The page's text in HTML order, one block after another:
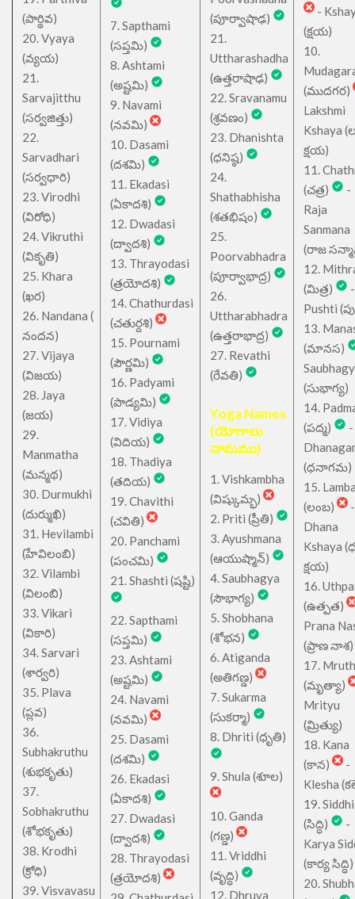
(పార్థివ)
20. Vyaya
(వ్యయ)
21.
Sarvajitthu
(సర్వజిత్తు)
22.
Sarvadhari
(సర్వధారి)
23. Virodhi
(విరోధి)
24. Vikruthi
(వికృతి)
25. Khara
(ఖర)
26. Nandana (
నందన)
27. Vijaya
(విజయ)
28. Jaya
(జయ)
29.
Manmatha
(మన్మథ)
30. Durmukhi
(దుర్ముఖి)
31. Hevilambi
(హేవిలంబి)
32. Vilambi
(విలంబి)
33. Vikari
(వికారి)
34. Sarvari
(శార్వరి)
35. Plava
(ప్లవ)
36.
Subhakruthu
(శుభకృతు)
37.
Sobhakruthu
(శోభకృతు)
38. Krodhi
(క్రోధి)
39. Visvavasu
7. Sapthami
(సప్తమి)
8. Ashtami
(అష్టమి)
9. Navami
(నవమి)
10. Dasami
(దశమి)
11. Ekadasi
(ఏకాదశి)
12. Dwadasi
(ద్వాదశి)
13. Thrayodasi
(త్రయోదశి)
14. Chathurdasi
(చతుర్దశి)
15. Pournami
(పౌర్ణమి)
16. Padyami
(పాడ్యమి)
17. Vidiya
(విదియ)
18. Thadiya
(తదియ)
19. Chavithi
(చవితి)
20. Panchami
(పంచమి)
21. Shashti (షష్టి)
22. Sapthami
(సప్తమి)
23. Ashtami
(అష్టమి)
24. Navami
(నవమి)
25. Dasami
(దశమి)
26. Ekadasi
(ఏకాదశి)
27. Dwadasi
(ద్వాదశి)
28. Thrayodasi
(త్రయోదశి)
(పూర్వాషాఢ)
21.
Uttharashadha
(ఉత్తరాషాఢ)
22. Sravanamu
(శ్రవణం)
23. Dhanishta
(ధనిష్ఠ)
24.
Shathabhisha
(శతభిషం)
25.
Poorvabhadra
(పూర్వాభాద్ర)
26.
Uttharabhadra
(ఉత్తరాభాద్ర)
27. Revathi
(రేవతి)
Yoga Names
(యోగాలు
నామము)
1. Vishkambha
(విష్కుమ్భ)
2. Priti (ప్రీతి)
3. Ayushmana
(ఆయుష్మాన్)
4. Saubhagya
(సౌభాగ్య)
5. Shobhana
(శోభన)
6. Atiganda
(అతిగణ్డ)
7. Sukarma
(సుకర్మా)
8. Dhriti (ధృతి)
9. Shula (శూల)
10. Ganda
(గణ్డ)
11. Vriddhi
(వృద్ధి)
12. Dhruva
-
(క్షయ)
10.
(ముదగర)
Lakshmi
Kshaya
క్షయ)
11.
(చత్ర)
-
Raja
Sanmana
(రాజ
12.
(మిత్ర)
-
Pushti
13.
(మానస)
(సుభాగ్య)
14.
(పద్మ)
-
(ధనాగమ)
15.
(లంబ)
-
Dhana
Kshaya
క్షయ)
16.
(ఉత్పత)
Prana
(ప్రాణ నాశ)
17.
(మృత్యా)
Mrityu
(మ్రిత్యు)
18. Kana
(కాన)
-
Klesha
19. Siddhi
(సిద్ధి)
-
Karya
(కార్య సిద్ధి)
20.